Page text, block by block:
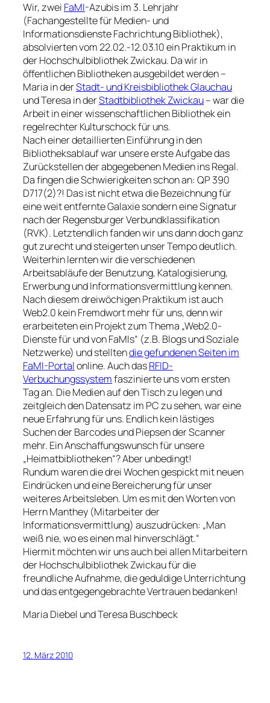
Wir, zwei FaMI-Azubis im 3. Lehrjahr
(Fachangestellte für Medien- und
Informationsdienste Fachrichtung Bibliothek),
absolvierten vom 22.02.-12.03.10 ein Praktikum in
der Hochschulbibliothek Zwickau. Da wir in
öffentlichen Bibliotheken ausgebildet werden –
Maria in derStadt- und Kreisbibliothek Glauchau
und Teresa in derStadtbibliothek Zwickau– war die
Arbeit in einer wissenschaftlichen Bibliothek ein
regelrechter Kulturschock für uns.
Nach einer detaillierten Einführung in den
Bibliotheksablauf war unsere erste Aufgabe das
Zurückstellen der abgegebenen Medien ins Regal.
Da fingen die Schwierigkeiten schon an: QP 390
D717(2)?! Das ist nicht etwa die Bezeichnung für
eine weit entfernte Galaxie sondern eine Signatur
nach der Regensburger Verbundklassifikation
(RVK). Letztendlich fanden wir uns dann doch ganz
gut zurecht und steigerten unser Tempo deutlich.
Weiterhin lernten wir die verschiedenen
Arbeitsabläufe der Benutzung, Katalogisierung,
Erwerbung und Informationsvermittlung kennen.
Nach diesem dreiwöchigen Praktikum ist auch
Web2.0 kein Fremdwort mehr für uns, denn wir
erarbeiteten ein Projekt zum Thema „Web2.0-
Dienste für und von FaMIs“ (z.B. Blogs und Soziale
Netzwerke) und stelltendie gefundenen Seiten im
FaMI-Portalonline. Auch dasRFID-
Verbuchungssystemfaszinierte uns vom ersten
Tag an. Die Medien auf den Tisch zu legen und
zeitgleich den Datensatz im PC zu sehen, war eine
neue Erfahrung für uns. Endlich kein lästiges
Suchen der Barcodes und Piepsen der Scanner
mehr. Ein Anschaffungswunsch für unsere
„Heimatbibliotheken“? Aber unbedingt!
Rundum waren die drei Wochen gespickt mit neuen
Eindrücken und eine Bereicherung für unser
weiteres Arbeitsleben. Um es mit den Worten von
Herrn Manthey (Mitarbeiter der
Informationsvermittlung) auszudrücken: „Man
weiß nie, wo es einen mal hinverschlägt.“
Hiermit möchten wir uns auch bei allen Mitarbeitern
der Hochschulbibliothek Zwickau für die
freundliche Aufnahme, die geduldige Unterrichtung
und das entgegengebrachte Vertrauen bedanken!
Maria Diebel und Teresa Buschbeck
12. März 2010